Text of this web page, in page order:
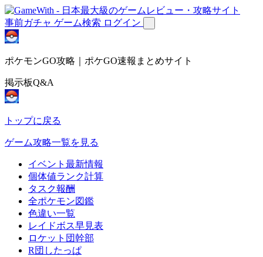
事前ガチャ ゲーム検索 ログイン
ポケモンGO攻略｜ポケGO速報まとめサイト
掲示板Q&A
トップに戻る
ゲーム攻略一覧を見る
イベント最新情報
個体値ランク計算
タスク報酬
全ポケモン図鑑
色違い一覧
レイドボス早見表
ロケット団幹部
R団したっぱ